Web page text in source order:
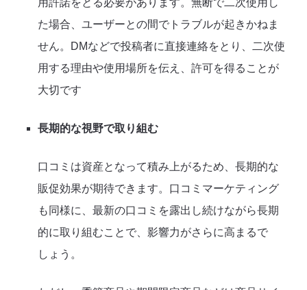
た場合、ユーザーとの間でトラブルが起きかねま
せん。DMなどで投稿者に直接連絡をとり、二次使
用する理由や使用場所を伝え、許可を得ることが
大切です
長期的な視野で取り組む
口コミは資産となって積み上がるため、長期的な
販促効果が期待できます。口コミマーケティング
も同様に、最新の口コミを露出し続けながら長期
的に取り組むことで、影響力がさらに高まるで
しょう。